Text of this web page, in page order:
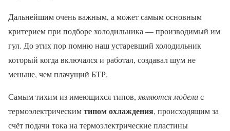
Дальнейшим очень важным, а может самым основным
критерием при подборе холодильника — производимый им
гул. До этих пор помню наш устаревший холодильник
который когда включался и работал, создавал шум не
меньше, чем плачущий БТР.
Самым тихим из имеющихся типов, являются моделис
термоэлектрическимтипом охлаждения, происходящим за
счёт подачи тока на термоэлектрические пластины